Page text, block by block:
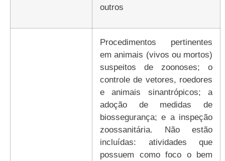
outros
procedimentos pertinentes
em animais (vivos ou mortos)
suspeitos de zoonoses; o
controle de vetores, roedores
e animais sinantrópicos; a
adoção de medidas de
biossegurança; e a inspeção
zoossanitária. Não estão
incluídas: atividades que
possuem como foco o bem